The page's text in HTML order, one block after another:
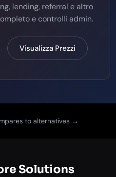
lending, referral e altro
e controlli admin.
Visualizza Prezzi
to alternatives →
Solutions